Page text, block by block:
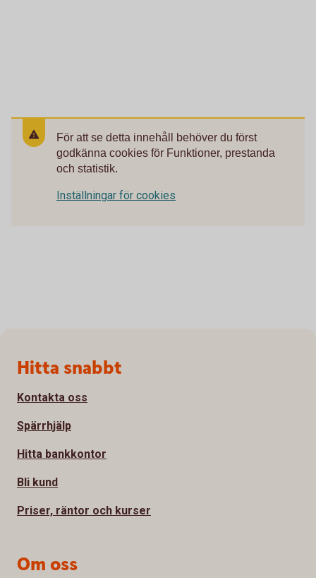
För att se detta innehåll behöver du först
godkänna cookies för Funktioner, prestanda
och statistik.
Inställningar för cookies
Sidfot
Hitta snabbt
Kontakta oss
Spärrhjälp
Hitta bankkontor
Bli kund
Priser, räntor och kurser
Om oss